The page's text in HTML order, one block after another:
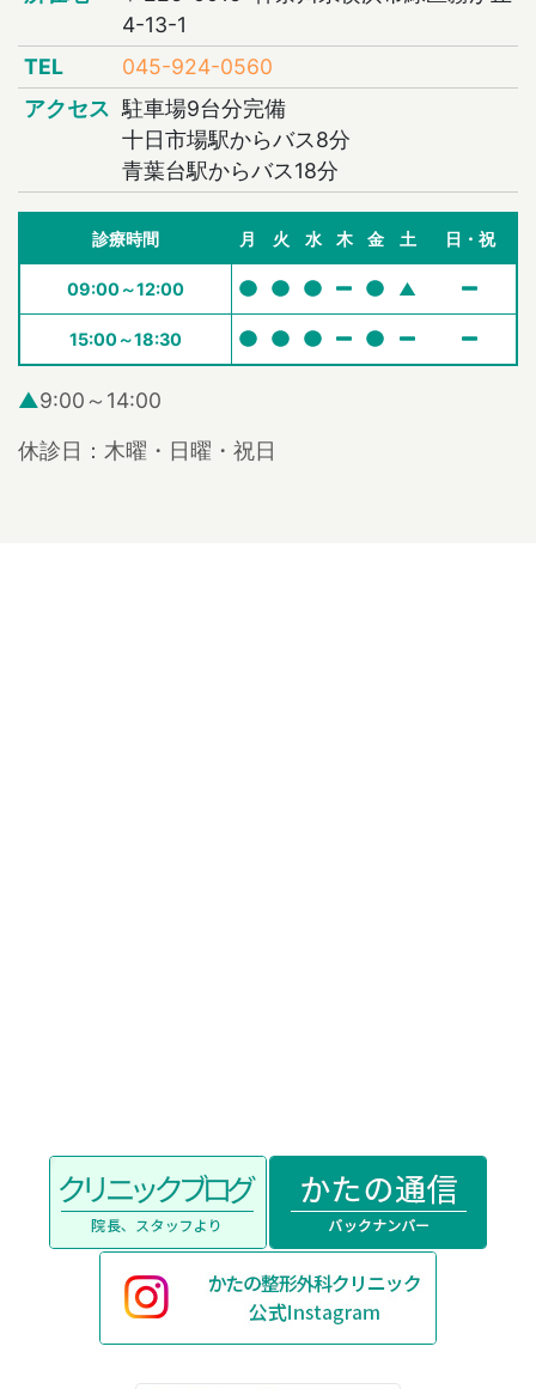
4-13-1
TEL
045-924-0560
アクセス 駐車場9台分完備
十日市場駅からバス8分
青葉台駅からバス18分
診療時間 月 火 水 木 金 土 日・祝
09:00～12:00 ▲
15:00～18:30
▲9:00～14:00
休診日：木曜・日曜・祝日